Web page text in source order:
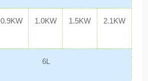
0.9KW 1.0KW 1.5KW 2.1KW
6L